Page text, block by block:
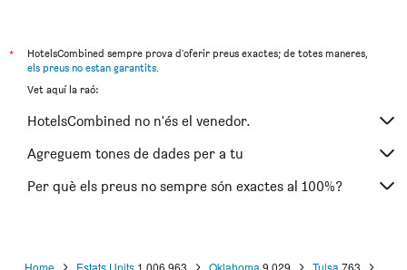
*
HotelsCombined sempre prova d'oferir preus exactes; de totes maneres,
els preus no estan garantits.
Vet aquí la raó:
HotelsCombined no n'és el venedor.
Agreguem tones de dades per a tu
Per què els preus no sempre són exactes al 100%?